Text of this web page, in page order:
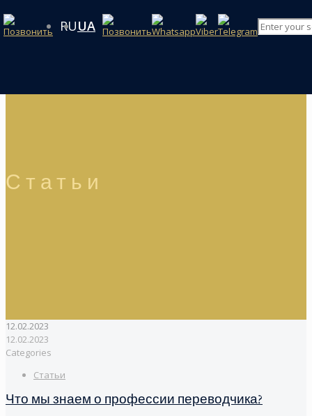
RUUA
Статьи
12.02.2023
12.02.2023
Categories
Статьи
Что мы знаем о профессии переводчика?